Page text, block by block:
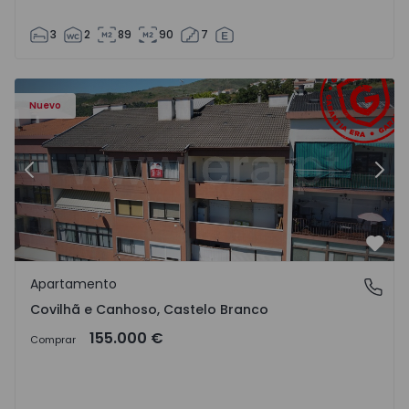
3 2 89 90 7
Nuevo
- 18
Apartamento T2 Covilhã, Covilhã e Canhoso - 1497806 -
Anterior
Covilhã e Canhoso, Castelo Branco
Apartamento
Covilhã e Canhoso, Castelo Branco
Comprar 155.000 €